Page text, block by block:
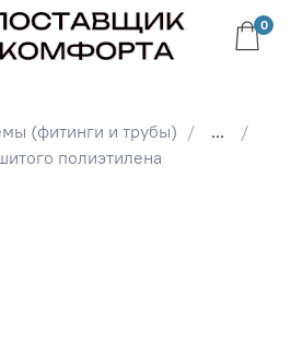
0
(фитинги и трубы)
...
полиэтилена